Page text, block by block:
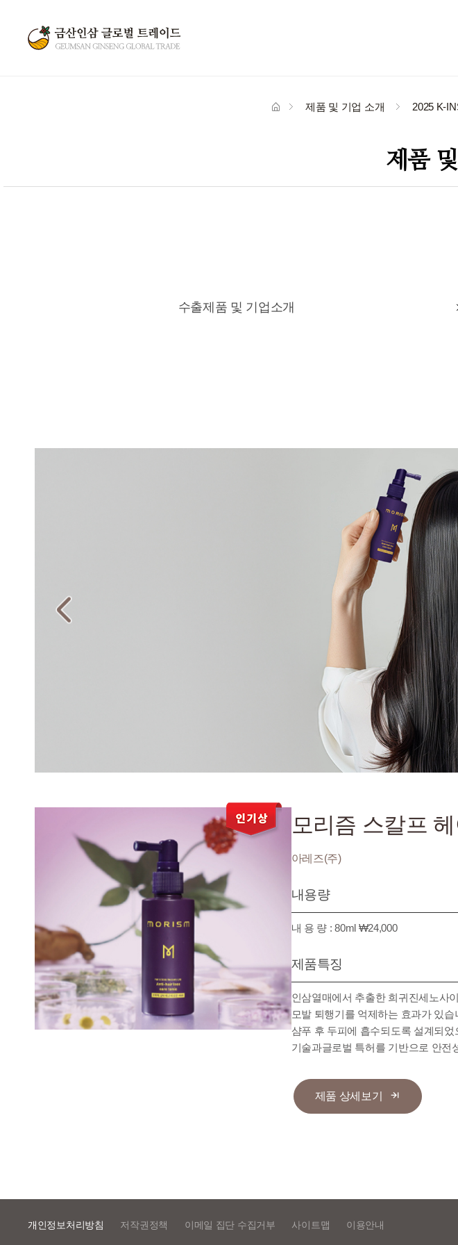
제품 및 기업 소개 2025 K-
제품
수출제품 및 기업소개
모리즘 스칼프
아레즈(주)
내용량
내 용 량 : 80ml ₩24,000
제품특징
인삼열매에서 추출한 희귀진세노사
모발 퇴행기를 억제하는 효과가 있습
샴푸 후 두피에 흡수되도록 설계되
기술과글로벌 특허를 기반으로 안전
제품 상세보기
개인정보처리방침 저작권정책 이메일 집단 수집거부 사이트맵 이용안내